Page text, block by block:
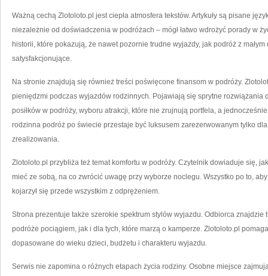
Ważną cechą Zlotoloto.pl jest ciepła atmosfera tekstów. Artykuły są pisane
niezależnie od doświadczenia w podróżach – mógł łatwo wdrożyć porady w
historii, które pokazują, że nawet pozornie trudne wyjazdy, jak podróż z
satysfakcjonujące.
Na stronie znajdują się również treści poświęcone finansom w podróży.
pieniędzmi podczas wyjazdów rodzinnych. Pojawiają się sprytne
posiłków w podróży, wyboru atrakcji, które nie zrujnują portfela, a
rodzinna podróż po świecie przestaje być luksusem zarezerwowanym tylko
zrealizowania.
Zlotoloto.pl przybliża też temat komfortu w podróży. Czytelnik dowiaduje się,
mieć ze sobą, na co zwrócić uwagę przy wyborze noclegu. Wszystko po to,
kojarzył się przede wszystkim z odprężeniem.
Strona prezentuje także szerokie spektrum stylów wyjazdu. Odbiorca
podróże pociągiem, jak i dla tych, które marzą o kamperze. Zlotoloto.pl
dopasowane do wieku dzieci, budżetu i charakteru wyjazdu.
Serwis nie zapomina o różnych etapach życia rodziny. Osobne miejsce